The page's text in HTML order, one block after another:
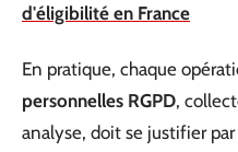
d'éligibilité en France
En pratique, chaque
personnelles RGPD,
analyse, doit se justifier